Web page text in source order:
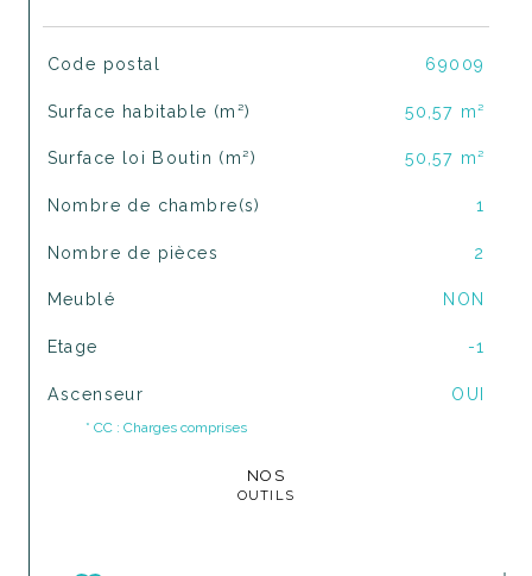
TRAD_SIROCCO_Caracteristique
Code postal 69009
Surface habitable (m²) 50,57 m²
Surface loi Boutin (m²) 50,57 m²
Nombre de chambre(s) 1
Nombre de pièces 2
Meublé NON
Etage -1
Ascenseur OUI
* CC : Charges comprises
NOS
OUTILS